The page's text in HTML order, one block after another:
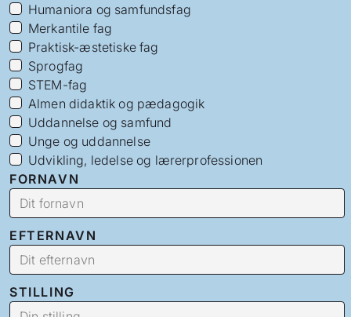
Humaniora og samfundsfag
Merkantile fag
Praktisk-æstetiske fag
Sprogfag
STEM-fag
Almen didaktik og pædagogik
Uddannelse og samfund
Unge og uddannelse
Udvikling, ledelse og lærerprofessionen
FORNAVN
EFTERNAVN
STILLING